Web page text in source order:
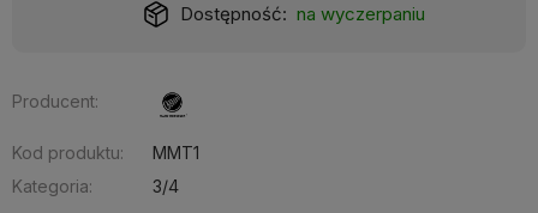
Realizacja: 24 godziny
Producent:
Kod produktu:
MMT1
Kategoria:
3/4